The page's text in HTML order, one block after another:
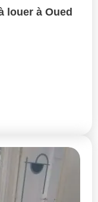
louer à Oued